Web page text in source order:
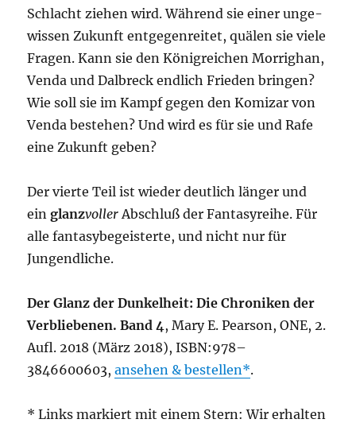
Schlacht zie­hen wird. Wäh­rend sie einer unge­
wis­sen Zukunft ent­ge­gen­rei­tet, quä­len sie vie­le
Fra­gen. Kann sie den König­rei­chen Mor­rig­han,
Ven­da und Dal­b­reck end­lich Frie­den brin­gen?
Wie soll sie im Kampf gegen den Komi­zar von
Ven­da bestehen? Und wird es für sie und Rafe
eine Zukunft geben?
Der vier­te Teil ist wie­der deut­lich län­ger und
einglanzvol­lerAbschluß der Fan­ta­sy­rei­he. Für
alle fan­ta­sy­be­geis­ter­te, und nicht nur für
Jungendliche.
Der Glanz der Dun­kel­heit: Die Chro­ni­ken der
Ver­blie­be­nen. Band 4, Mary E. Pear­son, ONE, 2.
Aufl. 2018 (März 2018), ISBN:978–
3846600603,anse­hen & bestel­len .
* Links mar­kiert mit einem Stern: Wir erhal­ten